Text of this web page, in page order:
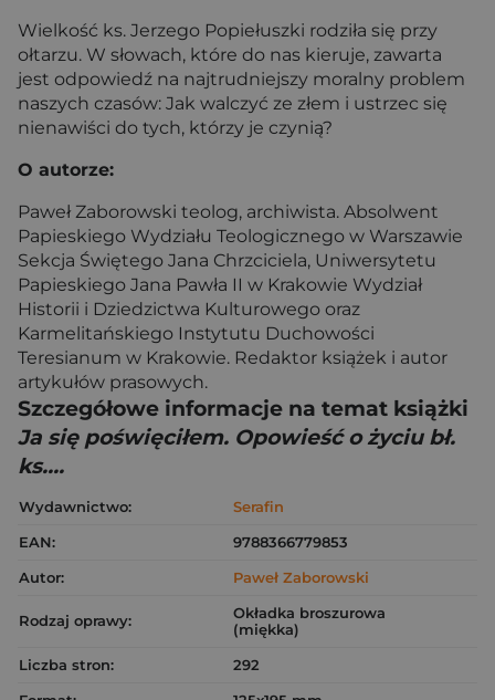
Wielkość ks. Jerzego Popiełuszki rodziła się przy
ołtarzu. W słowach, które do nas kieruje, zawarta
jest odpowiedź na najtrudniejszy moralny problem
naszych czasów: Jak walczyć ze złem i ustrzec się
nienawiści do tych, którzy je czynią?
O autorze:
Paweł Zaborowski teolog, archiwista. Absolwent
Papieskiego Wydziału Teologicznego w Warszawie
Sekcja Świętego Jana Chrzciciela, Uniwersytetu
Papieskiego Jana Pawła II w Krakowie Wydział
Historii i Dziedzictwa Kulturowego oraz
Karmelitańskiego Instytutu Duchowości
Teresianum w Krakowie. Redaktor książek i autor
artykułów prasowych.
Szczegółowe informacje na temat książki
Ja się poświęciłem. Opowieść o życiu bł.
ks....
Wydawnictwo:
Serafin
EAN:
9788366779853
Autor:
Paweł Zaborowski
Rodzaj oprawy:
Okładka broszurowa
(miękka)
Liczba stron:
292